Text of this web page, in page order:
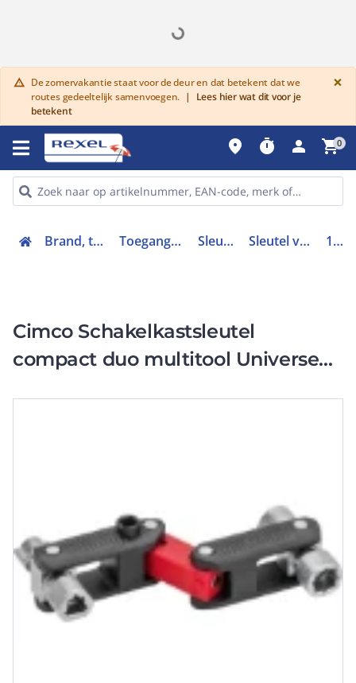
warning De zomervakantie staat voor de deur en dat betekent dat we
routes gedeeltelijk samenvoegen. |
Lees hier wat dit voor je
betekent
×
place timer person shopping_cart0
Brand, toegang en inbraak Toegangscontrolesystemen Sleutels en sloten Sleutel voor kast/lessenaar 112985
Cimco Schakelkastsleutel
compact duo multitool Universeel